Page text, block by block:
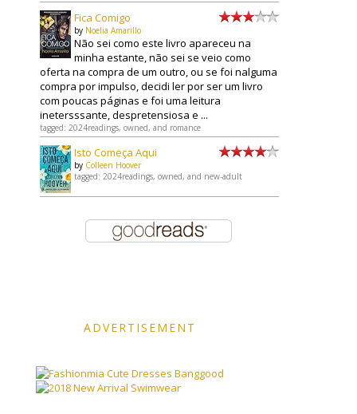
Fica Comigo
by Noelia Amarillo
Não sei como este livro apareceu na
minha estante, não sei se veio como
oferta na compra de um outro, ou se foi nalguma
compra por impulso, decidi ler por ser um livro
com poucas páginas e foi uma leitura
inetersssante, despretensiosa e ...
tagged: 2024readings, owned, and romance
Isto Começa Aqui
by Colleen Hoover
tagged: 2024readings, owned, and new-adult
ADVERTISEMENT
Banggood